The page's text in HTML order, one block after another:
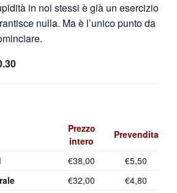
in noi stessi è già un esercizio
nulla. Ma è l’unico punto da
Prezzo
intero
Prevendita
€38,00
€5,50
€32,00
€4,80